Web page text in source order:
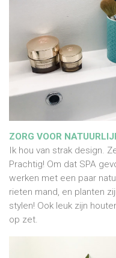
ZORG VOOR
Ik hou van strak design.
Prachtig! Om dat SPA
werken met een paar
rieten mand, en planten
stylen! Ook leuk zijn
op zet.